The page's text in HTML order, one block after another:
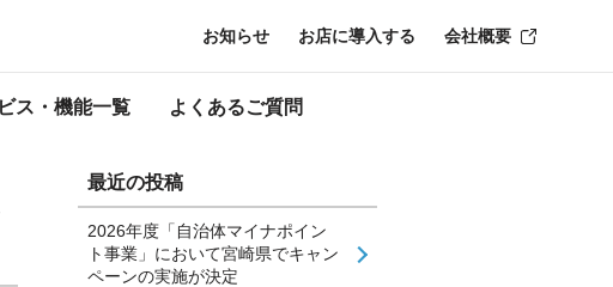
ス・機能一覧 よくあるご質問
お知らせ お店に導入する 会社概要
最近の投稿
2026年度「自治体マイナポイン
ト事業」において宮崎県でキャン
ペーンの実施が決定